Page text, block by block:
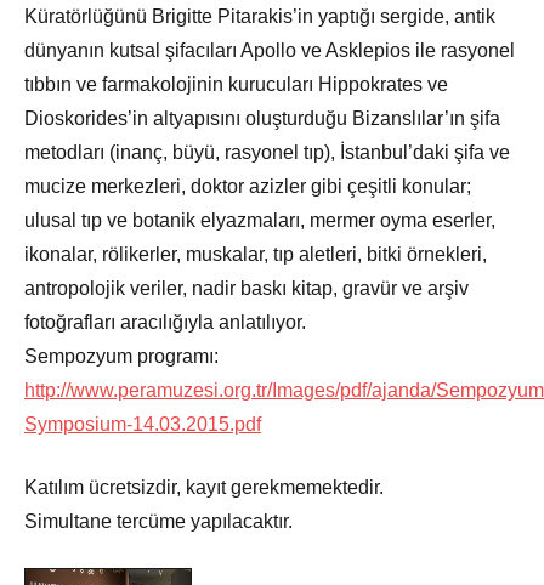
Küratörlüğünü Brigitte Pitarakis’in yaptığı sergide, antik
dünyanın kutsal şifacıları Apollo ve Asklepios ile rasyonel
tıbbın ve farmakolojinin kurucuları Hippokrates ve
Dioskorides’in altyapısını oluşturduğu Bizanslılar’ın şifa
metodları (inanç, büyü, rasyonel tıp), İstanbul’daki şifa ve
mucize merkezleri, doktor azizler gibi çeşitli konular;
ulusal tıp ve botanik elyazmaları, mermer oyma eserler,
ikonalar, rölikerler, muskalar, tıp aletleri, bitki örnekleri,
antropolojik veriler, nadir baskı kitap, gravür ve arşiv
fotoğrafları aracılığıyla anlatılıyor.
Sempozyum programı:
http://www.peramuzesi.org.tr/Images/pdf/ajanda/
Symposium-14.03.2015.pdf
Katılım ücretsizdir, kayıt gerekmemektedir.
Simultane tercüme yapılacaktır.